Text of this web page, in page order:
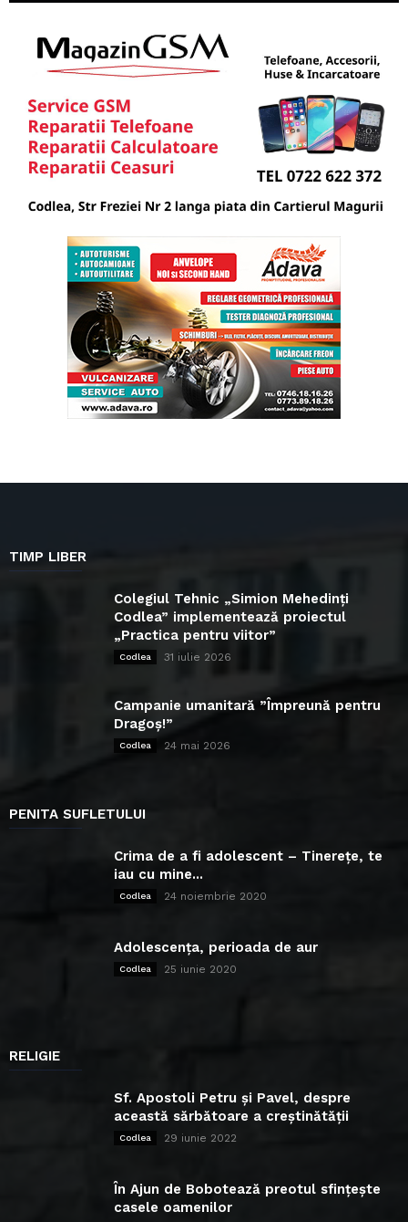
TIMP LIBER
Colegiul Tehnic „Simion Mehedinți
Codlea” implementează proiectul
„Practica pentru viitor”
Codlea 31 iulie 2026
Campanie umanitară ”Împreună pentru
Dragoș!”
Codlea 24 mai 2026
PENITA SUFLETULUI
Crima de a fi adolescent – Tinerețe, te
iau cu mine...
Codlea 24 noiembrie 2020
Adolescența, perioada de aur
Codlea 25 iunie 2020
RELIGIE
Sf. Apostoli Petru și Pavel, despre
această sărbătoare a creștinătății
Codlea 29 iunie 2022
În Ajun de Bobotează preotul sfințește
casele oamenilor